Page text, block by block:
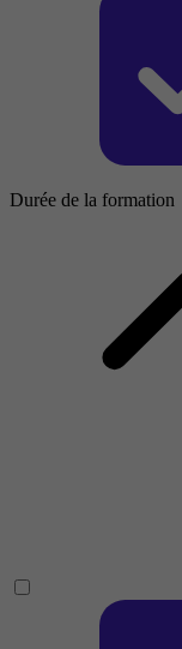
Durée de la formation